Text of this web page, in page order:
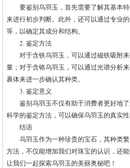
要鉴别乌羽玉，首先需要了解其基本
来进行初步判断。此外，还可以通过专业
等，以确定其成分和结构。
2. 鉴定方法
对于含铁乌羽玉，可以通过磁铁吸附
量；对于含铬乌羽玉，可以通过光谱分析
裹体来进一步确认其种类。
3. 鉴定意义
鉴别乌羽玉不仅有助于消费者更好地
科学的鉴定方法，可以确保乌羽玉的真实
结语
乌羽玉作为一种珍贵的宝石，其种类
方法，不仅能增加我们对珠宝的认识，还
让我们一起探索乌羽玉的美丽奥秘吧！